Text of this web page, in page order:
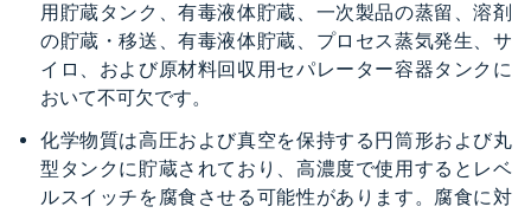
用貯蔵タンク、有毒液体貯蔵、一次製品の蒸留、溶剤
の貯蔵・移送、有毒液体貯蔵、プロセス蒸気発生、サ
イロ、および原材料回収用セパレーター容器タンクに
おいて不可欠です。
化学物質は高圧および真空を保持する円筒形および丸
型タンクに貯蔵されており、高濃度で使用するとレベ
ルスイッチを腐食させる可能性があります。腐食に対